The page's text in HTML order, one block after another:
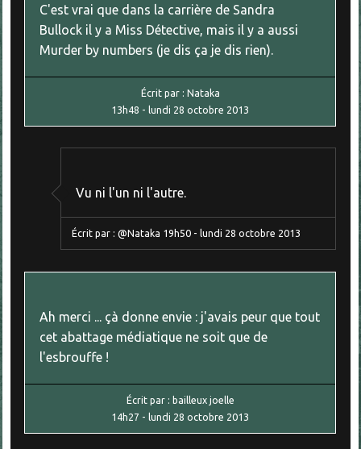
C'est vrai que dans la carrière de Sandra
Bullock il y a Miss Détective, mais il y a aussi
Murder by numbers (je dis ça je dis rien).
Écrit par : Nataka
13h48 - lundi 28 octobre 2013
Vu ni l'un ni l'autre.
Écrit par : @Nataka 19h50- lundi 28 octobre 2013
Ah merci ... çà donne envie : j'avais peur que tout
cet abattage médiatique ne soit que de
l'esbrouffe !
Écrit par : bailleux joelle
14h27 - lundi 28 octobre 2013